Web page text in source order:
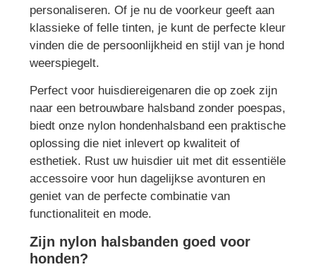
personaliseren. Of je nu de voorkeur geeft aan
klassieke of felle tinten, je kunt de perfecte kleur
vinden die de persoonlijkheid en stijl van je hond
weerspiegelt.
Perfect voor huisdiereigenaren die op zoek zijn
naar een betrouwbare halsband zonder poespas,
biedt onze nylon hondenhalsband een praktische
oplossing die niet inlevert op kwaliteit of
esthetiek. Rust uw huisdier uit met dit essentiële
accessoire voor hun dagelijkse avonturen en
geniet van de perfecte combinatie van
functionaliteit en mode.
Zijn nylon halsbanden goed voor
honden?